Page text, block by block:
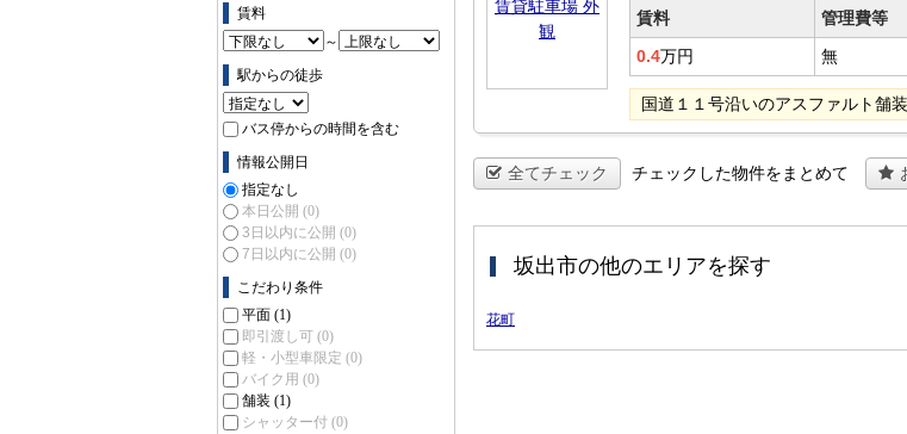
賃料
～
駅からの徒歩
バス停からの時間を含む
情報公開日
指定なし
本日公開 (0)
3日以内に公開 (0)
7日以内に公開 (0)
こだわり条件
平面 (1)
即引渡し可 (0)
軽・小型車限定 (0)
バイク用 (0)
舗装 (1)
シャッター付 (0)
賃料
管理費等
0.4万円 無
国道１１号沿いのアスファルト舗
全てチェック チェックした物件をまとめて
坂出市の他のエリアを探す
花町